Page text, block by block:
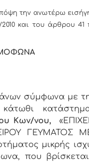
την ανωτέρω
και του άρθρου
σύμφωνα με
Κων/νου,
ΓΕΥΜΑΤΟΣ
μικρής
που